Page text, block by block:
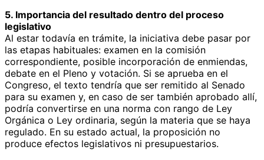
5. Importancia del resultado dentro del proceso
legislativo
Al estar todavía en trámite, la iniciativa debe pasar por
las etapas habituales: examen en la comisión
correspondiente, posible incorporación de enmiendas,
debate en el Pleno y votación. Si se aprueba en el
Congreso, el texto tendría que ser remitido al Senado
para su examen y, en caso de ser también aprobado allí,
podría convertirse en una norma con rango de Ley
Orgánica o Ley ordinaria, según la materia que se haya
regulado. En su estado actual, la proposición no
produce efectos legislativos ni presupuestarios.